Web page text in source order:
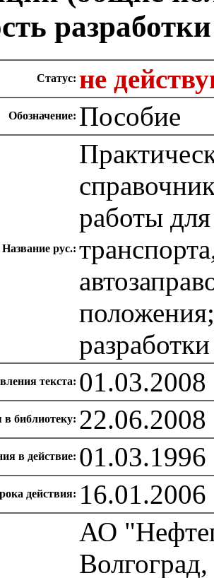
Статус: не
Обозначение: Пособие
Название рус.:
работы
текста: 01.03.2008
в библиотеку: 22.06.2008
в действие: 01.03.1996
действия: 16.01.2006
АО